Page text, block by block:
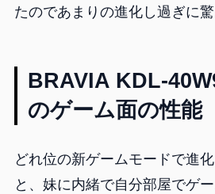
たのであまりの進化し過ぎに驚
BRAVIA KDL-
のゲーム面の性能
どれ位の新ゲームモードで進
と、妹に内緒で自分部屋でゲ